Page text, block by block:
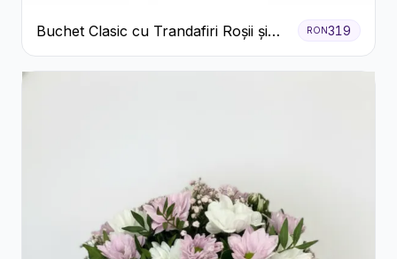
Buchet Clasic cu Trandafiri Roșii și
Gypsophila
RON319